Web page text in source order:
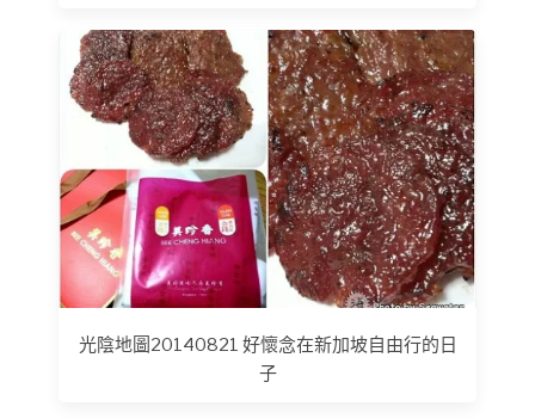
光陰地圖20140821 好懷念在新加坡自由行的日
子